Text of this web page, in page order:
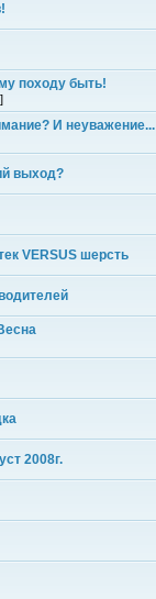
походу быть!
]
И неуважение...
выход?
VERSUS шерсть
2008г.